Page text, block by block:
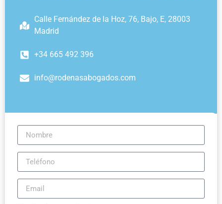
Calle Fernández de la Hoz, 76, Bajo, E, 28003
Madrid
+34 665 492 396
info@rodenasabogados.com